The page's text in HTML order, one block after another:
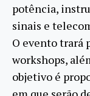
potência,
sinais e
O evento trará
workshops,
objetivo é